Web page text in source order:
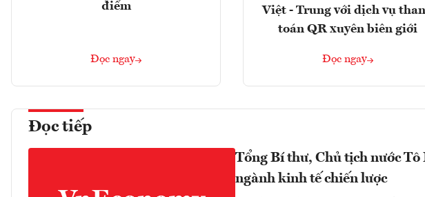
điểm
Đọc ngay
Việt - Trung với dịch vụ
toán QR xuyên biên giới
Đọc ngay
Đọc tiếp
Tổng Bí thư, Chủ tịch nước
ngành kinh tế chiến lược